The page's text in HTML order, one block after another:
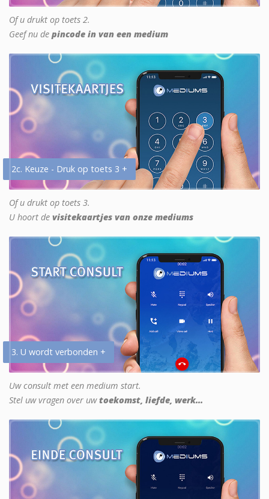
Of u drukt op toets 2.
Geef nu de pincode in van een medium
2c. Keuze - Druk op toets 3 +
Of u drukt op toets 3.
U hoort de visitekaartjes van onze mediums
3. U wordt verbonden +
Uw consult met een medium start.
Stel uw vragen over uwtoekomst, liefde, werk...